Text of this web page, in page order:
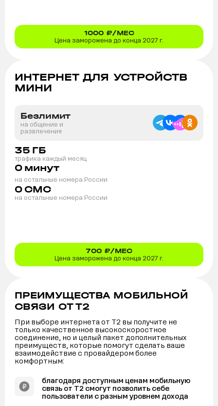
1000 ₽/МЕС
Цена заморожена до конца 2027 г.
ИНТЕРНЕТ ДЛЯ УСТРОЙСТВ
МИНИ
Безлимит
на общение и
развлечения
35 ГБ
трафика каждый месяц
0 минут
на остальные номера России
0 СМС
на остальные номера России
700 ₽/МЕС
Цена заморожена до конца 2027 г.
ПРЕИМУЩЕСТВА МОБИЛЬНОЙ
СВЯЗИ ОТ Т2
При выборе интернета от Т2 вы получите не
только качественное высокоскоростное
соединение, но и целый пакет дополнительных
преимуществ, которые помогут сделать ваше
взаимодействие с провайдером более
комфортным:
благодаря доступным ценам мобильную
связь от Т2 смогут позволить себе
пользователи с разным уровнем дохода